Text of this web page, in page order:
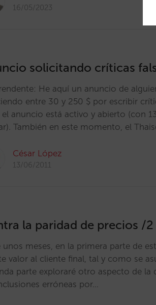
16/05/2023
solicitando críticas
He aquí un anuncio de
entre 30 y 250 $ por escribir
el anuncio está activo y abierto (con
También en este momento, el
César López
13/06/2011
la paridad de precios /2
unos meses, en la primera parte de
valor al cliente final, tal y como se
parte exploraré otro aspecto de
erróneas por…